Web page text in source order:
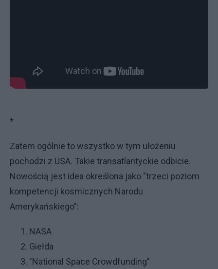
*
Zatem ogólnie to wszystko w tym ułożeniu
pochodzi z USA. Takie transatlantyckie odbicie.
Nowością jest idea określona jako "trzeci poziom
kompetencji kosmicznych Narodu
Amerykańskiego":
NASA
Giełda
"National Space Crowdfunding"